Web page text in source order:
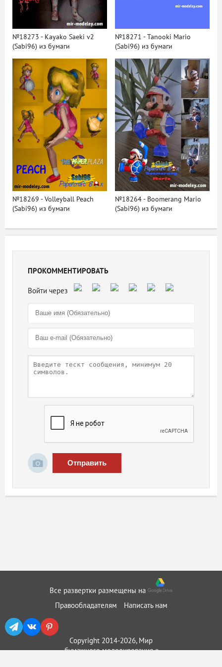
№18273 - Kayako Saeki v2
(Sabi96) из бумаги
№18271 - Tanooki Mario
(Sabi96) из бумаги
№18269 - Volleyball Peach
(Sabi96) из бумаги
№18264 - Boomerang Mario
(Sabi96) из бумаги
ПРОКОММЕНТИРОВАТЬ
Отправить
Все развертки размещены на
Правообладателям
Написать нам
Copyright 2014-2026, Мир
бумажного моделирования ::